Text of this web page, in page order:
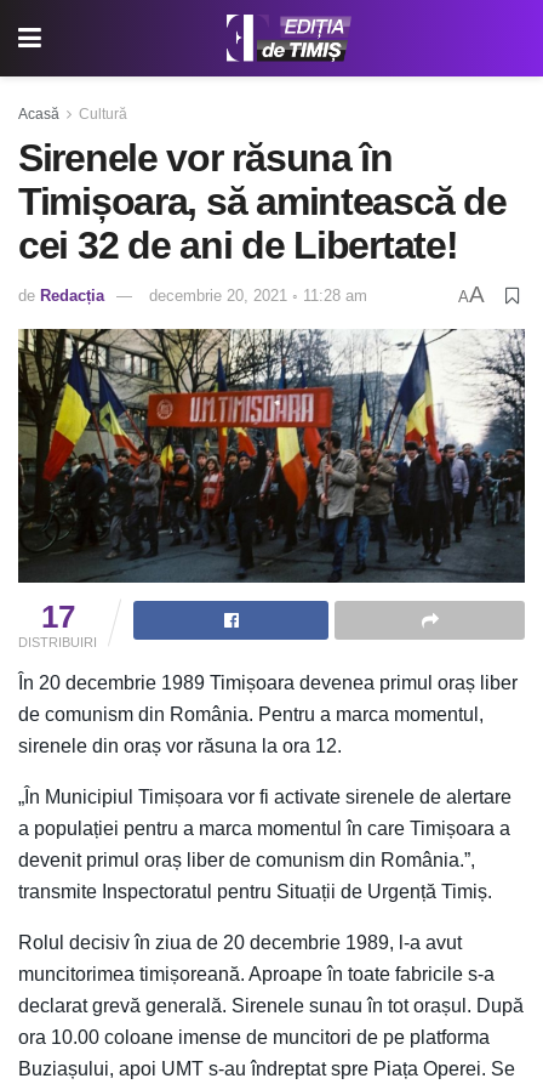
Acasă Cultură
Sirenele vor răsuna în
Timișoara, să amintească de
cei 32 de ani de Libertate!
de Redacția decembrie 20, 2021 ◦ 11:28 am AA
17
DISTRIBUIRI
În 20 decembrie 1989 Timișoara devenea primul oraș liber
de comunism din România. Pentru a marca momentul,
sirenele din oraș vor răsuna la ora 12.
„În Municipiul Timișoara vor fi activate sirenele de alertare
a populației pentru a marca momentul în care Timișoara a
devenit primul oraș liber de comunism din România.”,
transmite Inspectoratul pentru Situații de Urgență Timiș.
Rolul decisiv în ziua de 20 decembrie 1989, l-a avut
muncitorimea timișoreană. Aproape în toate fabricile s-a
declarat grevă generală. Sirenele sunau în tot orașul. După
ora 10.00 coloane imense de muncitori de pe platforma
Buziașului, apoi UMT s-au îndreptat spre Piața Operei. Se